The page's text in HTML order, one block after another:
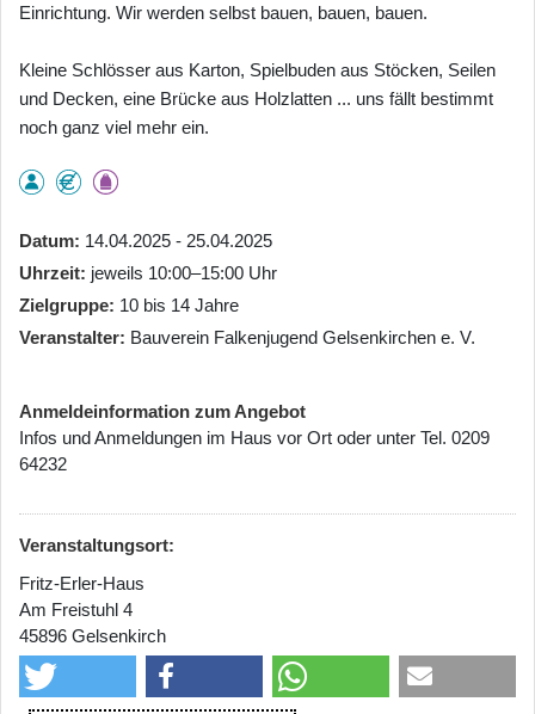
Einrichtung. Wir werden selbst bauen, bauen, bauen.
Kleine Schlösser aus Karton, Spielbuden aus Stöcken, Seilen
und Decken, eine Brücke aus Holzlatten ... uns fällt bestimmt
noch ganz viel mehr ein.
Datum 14.04.2025 - 25.04.2025
Uhrzeit jeweils 10:00–15:00 Uhr
Zielgruppe 10 bis 14 Jahre
Veranstalter Bauverein Falkenjugend Gelsenkirchen e. V.
Anmeldeinformation zum Angebot
Infos und Anmeldungen im Haus vor Ort oder unter Tel. 0209
64232
Veranstaltungsort:
Fritz-Erler-Haus
Am Freistuhl 4
45896 Gelsenkirch